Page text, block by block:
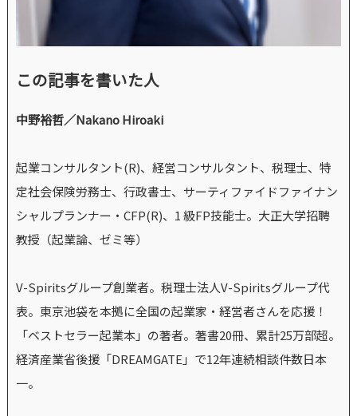
この記事を書いた人
中野裕哲／Nakano Hiroaki
起業コンサルタント(R)、経営コンサルタント、税理士、特
定社会保険労務士、行政書士、サーティファイドファイナン
シャルプランナー・CFP(R)、1 級FP技能士。大正大学招聘
教授（起業論、ゼミ等）
V-Spiritsグループ創業者。税理士法人V-Spiritsグループ代
表。東京池袋を本拠に全国の起業家・経営者さんを応援！
「ベストセラー起業本」の著者。著書20冊、累計25万部超。
経済産業省後援「DREAMGATE」で12年連続相談件数日本
一。